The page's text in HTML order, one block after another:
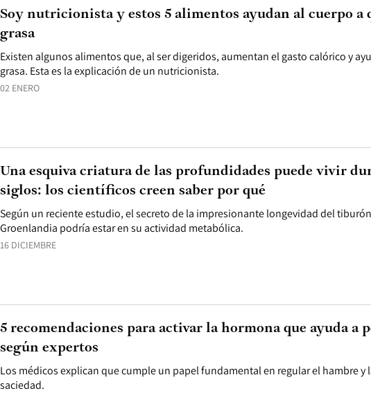
02 ENERO
Existen algunos alimentos que, al ser digeridos, aumentan el gasto calórico y
grasa. Esta es la explicación de un nutricionista.
Soy nutricionista y estos 5 alimentos ayudan al cuerpo a
grasa
16 DICIEMBRE
Según un reciente estudio, el secreto de la impresionante longevidad del
Groenlandia podría estar en su actividad metabólica.
Una esquiva criatura de las profundidades puede vivir
siglos: los científicos creen saber por qué
Los médicos explican que cumple un papel fundamental en regular el hambre y
saciedad.
5 recomendaciones para activar la hormona que ayuda a
según expertos